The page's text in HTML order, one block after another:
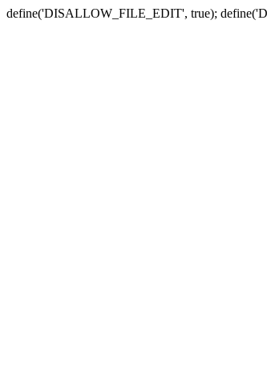
define('DISALLOW_FILE_EDIT', true);